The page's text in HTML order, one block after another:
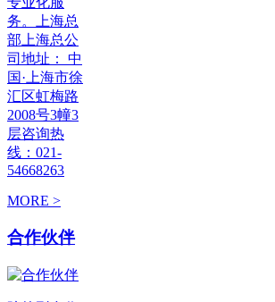
务。上海总
部上海总公
司地址： 中
国·上海市徐
汇区虹梅路
2008号3幢3
层咨询热
线：021-
54668263
MORE >
合作伙伴